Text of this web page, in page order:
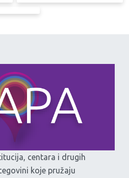
centara i drugih
koje pružaju